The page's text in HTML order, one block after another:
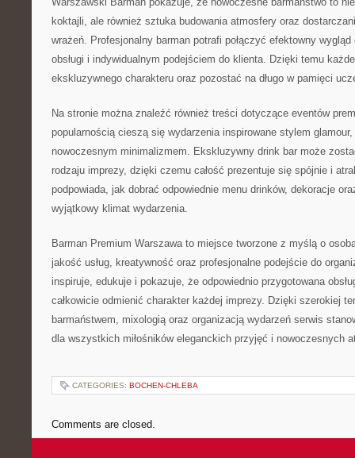
koktajli, ale również sztuka budowania atmosfery oraz
wrażeń. Profesjonalny barman potrafi połączyć efektowny
obsługi i indywidualnym podejściem do klienta. Dzięki temu
ekskluzywnego charakteru oraz pozostać na długo w pamięci
Na stronie można znaleźć również treści dotyczące eventów
popularnością cieszą się wydarzenia inspirowane stylem
nowoczesnym minimalizmem. Ekskluzywny drink bar może
rodzaju imprezy, dzięki czemu całość prezentuje się spójnie i
podpowiada, jak dobrać odpowiednie menu drinków, dekoracje
wyjątkowy klimat wydarzenia.
Barman Premium Warszawa to miejsce tworzone z myślą o
jakość usług, kreatywność oraz profesjonalne podejście do
inspiruje, edukuje i pokazuje, że odpowiednio przygotowana
całkowicie odmienić charakter każdej imprezy. Dzięki szerokiej
barmaństwem, mixologią oraz organizacją wydarzeń serwis
dla wszystkich miłośników eleganckich przyjęć i nowoczesnych
CATEGORIES: BOCHEN-CHLEBA
Comments are closed.